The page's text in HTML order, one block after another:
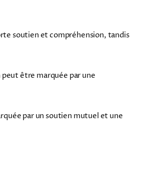
soutien et compréhension, tandis
être marquée par une
par un soutien mutuel et une